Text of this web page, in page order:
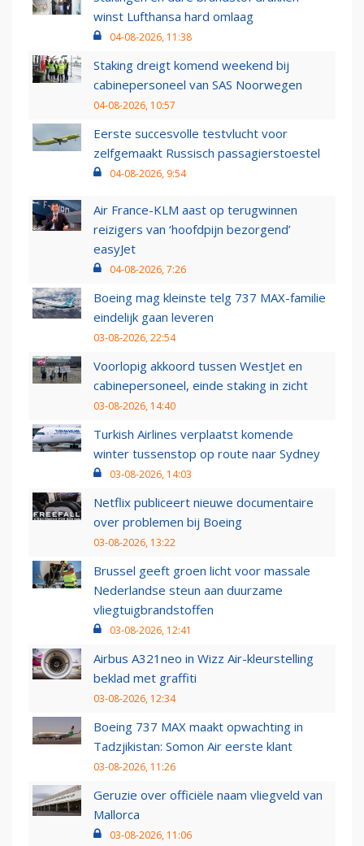
winst Lufthansa hard omlaag
04-08-2026, 11:38
Staking dreigt komend weekend bij
cabinepersoneel van SAS Noorwegen
04-08-2026, 10:57
Eerste succesvolle testvlucht voor
zelfgemaakt Russisch passagierstoestel
04-08-2026, 9:54
Air France-KLM aast op terugwinnen
reizigers van ‘hoofdpijn bezorgend’
easyJet
04-08-2026, 7:26
Boeing mag kleinste telg 737 MAX-familie
eindelijk gaan leveren
03-08-2026, 22:54
Voorlopig akkoord tussen WestJet en
cabinepersoneel, einde staking in zicht
03-08-2026, 14:40
Turkish Airlines verplaatst komende
winter tussenstop op route naar Sydney
03-08-2026, 14:03
Netflix publiceert nieuwe documentaire
over problemen bij Boeing
03-08-2026, 13:22
Brussel geeft groen licht voor massale
Nederlandse steun aan duurzame
vliegtuigbrandstoffen
03-08-2026, 12:41
Airbus A321neo in Wizz Air-kleurstelling
beklad met graffiti
03-08-2026, 12:34
Boeing 737 MAX maakt opwachting in
Tadzjikistan: Somon Air eerste klant
03-08-2026, 11:26
Geruzie over officiële naam vliegveld van
Mallorca
03-08-2026, 11:06